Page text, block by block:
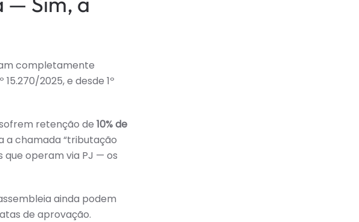
completamente
2025, e desde 1º
retenção de 10% de
a chamada “tributação
que operam via PJ — os
ainda podem
de aprovação.